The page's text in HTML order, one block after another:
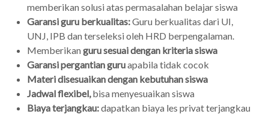
memberikan solusi atas permasalahan belajar siswa
Garansi guru berkualitas:Guru berkualitas dari UI,
UNJ, IPB dan terseleksi oleh HRD berpengalaman.
Memberikan guru sesuai dengan kriteria siswa
Garansi pergantian guruapabila tidak cocok
Materi disesuaikan dengan kebutuhan siswa
Jadwal flexibel, bisa menyesuaikan siswa
Biaya terjangkau:dapatkan biaya les privat terjangkau